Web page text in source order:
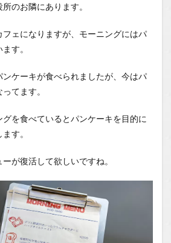
のお隣にあります。
ェになりますが、モーニングにはパ
す。
ケーキが食べられましたが、今はパ
てます。
を食べているとパンケーキを目的に
す。
が復活して欲しいですね。